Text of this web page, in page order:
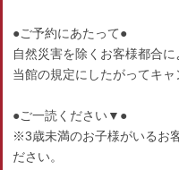
●ご予約にあたって●
自然災害を除くお客様都合に
当館の規定にしたがってキャ
●ご一読ください▼●
※3歳未満のお子様がいるお
ださい。